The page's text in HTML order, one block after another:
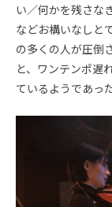
い／何かを残さな
などお構いなしと
の多くの人が圧倒
と、ワンテンポ遅
ているようであった